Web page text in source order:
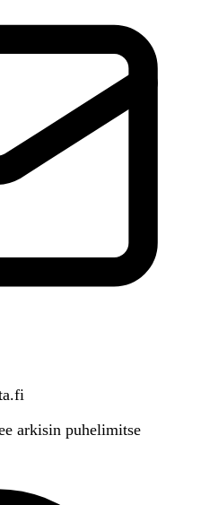
arkisin puhelimitse